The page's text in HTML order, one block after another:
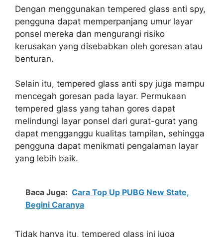
Dengan menggunakan tempered glass anti spy,
pengguna dapat memperpanjang umur layar
ponsel mereka dan mengurangi risiko
kerusakan yang disebabkan oleh goresan atau
benturan.
Selain itu, tempered glass anti spy juga mampu
mencegah goresan pada layar. Permukaan
tempered glass yang tahan gores dapat
melindungi layar ponsel dari gurat-gurat yang
dapat mengganggu kualitas tampilan, sehingga
pengguna dapat menikmati pengalaman layar
yang lebih baik.
Baca Juga: Cara Top Up PUBG New State,
Begini Caranya
Tidak hanya itu, tempered glass ini juga